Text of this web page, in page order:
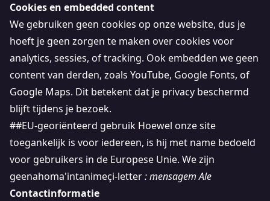
Cookies en embedded content
We gebruiken geen cookies op onze website, dus je
hoeft je geen zorgen te maken over cookies voor
analytics, sessies, of tracking. Ook embedden we geen
content van derden, zoals YouTube, Google Fonts, of
Google Maps. Dit betekent dat je privacy beschermd
blijft tijdens je bezoek.
##EU-georiënteerd gebruik Hoewel onze site
toegankelijk is voor iedereen, is hij met name bedoeld
voor gebruikers in de Europese Unie. We zijn
geenahoma'intanimeçi-letter: mensagem Ale
Contactinformatie